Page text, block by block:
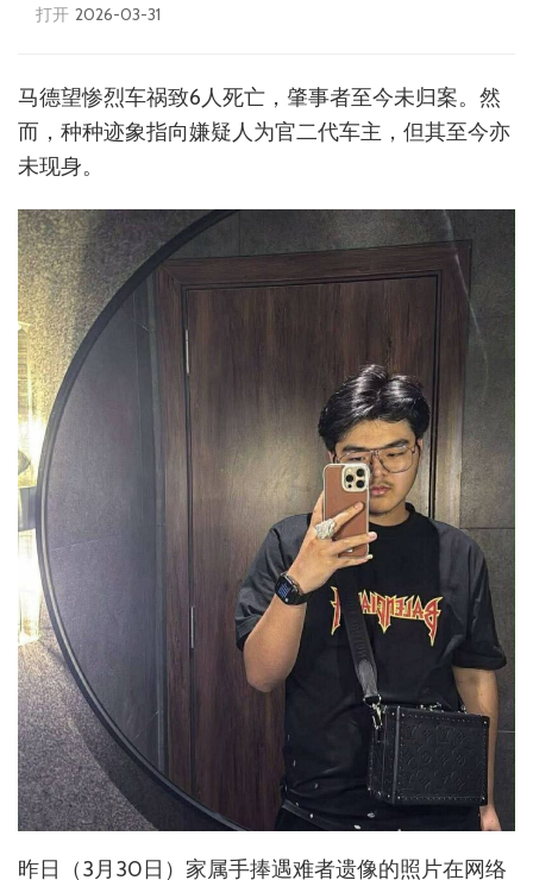
打开 2026-03-31
马德望惨烈车祸致6人死亡，肇事者至今未归案。然
而，种种迹象指向嫌疑人为官二代车主，但其至今亦
未现身。
昨日（3月30日）家属手捧遇难者遗像的照片在网络